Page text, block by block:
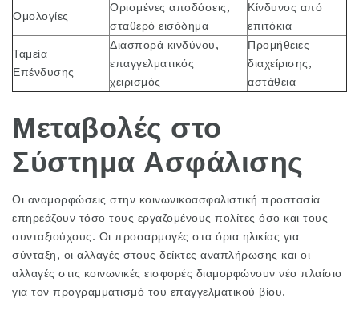
Ομολογίες
Ορισμένες αποδόσεις,
σταθερό εισόδημα
Κίνδυνος από
επιτόκια
Ταμεία
Επένδυσης
Διασπορά κινδύνου,
επαγγελματικός
χειρισμός
Προμήθειες
διαχείρισης,
αστάθεια
Μεταβολές στο
Σύστημα Ασφάλισης
Οι αναμορφώσεις στην κοινωνικοασφαλιστική προστασία
επηρεάζουν τόσο τους εργαζομένους πολίτες όσο και τους
συνταξιούχους. Οι προσαρμογές στα όρια ηλικίας για
σύνταξη, οι αλλαγές στους δείκτες αναπλήρωσης και οι
αλλαγές στις κοινωνικές εισφορές διαμορφώνουν νέο πλαίσιο
για τον προγραμματισμό του επαγγελματικού βίου.